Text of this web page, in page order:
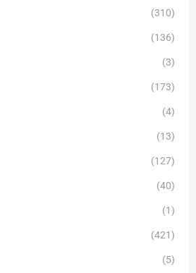
(310)
(136)
(3)
(173)
(4)
(13)
(127)
(40)
(1)
(421)
(5)